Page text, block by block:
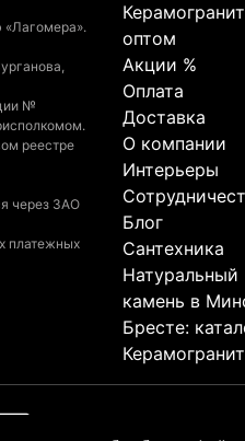
«Лагомера».
№
реестре
через ЗАО
платежных
Керамогранит
оптом
Акции %
Оплата
Доставка
О компании
Интерьеры
Блог
Сантехника
Натуральный
камень в
Бресте:
Керамогранит